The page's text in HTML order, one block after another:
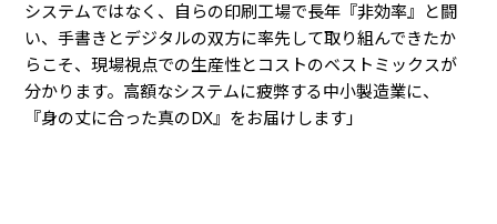
システムではなく、自らの印刷工場で長年『非効率』と闘
い、手書きとデジタルの双方に率先して取り組んできたか
らこそ、現場視点での生産性とコストのベストミックスが
分かります。高額なシステムに疲弊する中小製造業に、
『身の丈に合った真のDX』をお届けします」